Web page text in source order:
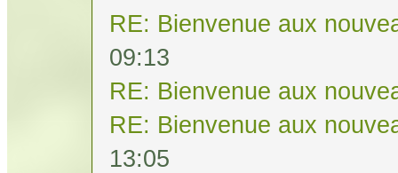
RE: Bienvenue aux
09:13
RE: Bienvenue aux
RE: Bienvenue aux
13:05